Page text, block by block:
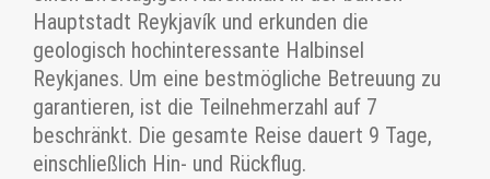
Hauptstadt Reykjavík und erkunden die
geologisch hochinteressante Halbinsel
Reykjanes. Um eine bestmögliche Betreuung zu
garantieren, ist die Teilnehmerzahl auf 7
beschränkt. Die gesamte Reise dauert 9 Tage,
einschließlich Hin- und Rückflug.